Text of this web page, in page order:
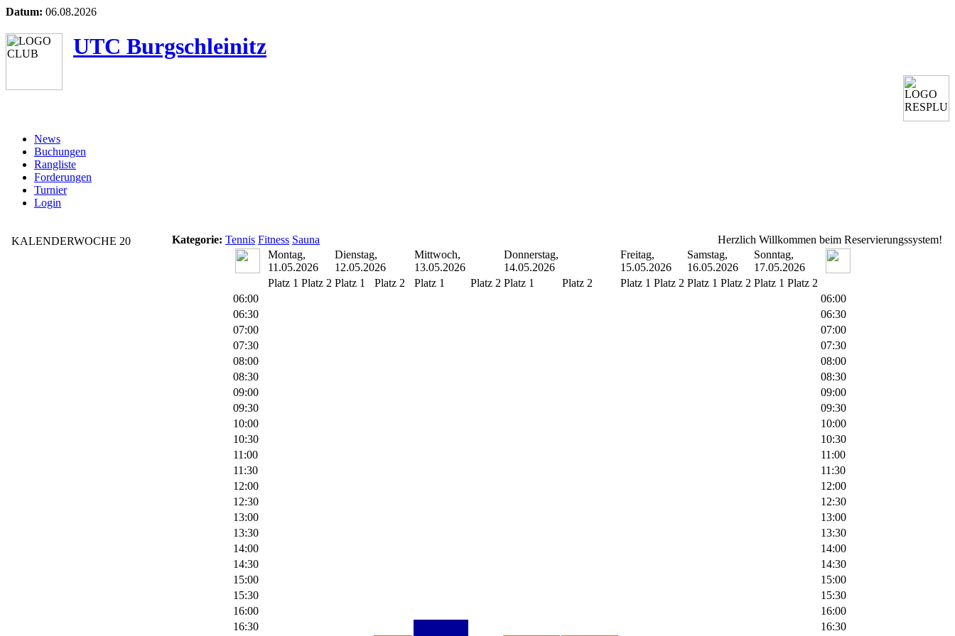
Datum: 06.08.2026
UTC Burgschleinitz
News
Buchungen
Rangliste
Forderungen
Turnier
Login
KALENDERWOCHE 20 Kategorie: Tennis Fitness Sauna
Herzlich Willkommen beim Reservierungssystem!
Montag,
11.05.2026
Dienstag,
12.05.2026
Mittwoch,
13.05.2026
Donnerstag,
14.05.2026
Freitag,
15.05.2026
Samstag,
16.05.2026
Sonntag,
17.05.2026
Platz 1 Platz 2 Platz 1 Platz 2 Platz 1 Platz 2 Platz 1 Platz 2 Platz 1 Platz 2 Platz 1 Platz 2 Platz 1 Platz 2
06:00
06:00
06:30
06:30
07:00
07:00
07:30
07:30
08:00
08:00
08:30
08:30
09:00
09:00
09:30
09:30
10:00
10:00
10:30
10:30
11:00
11:00
11:30
11:30
12:00
12:00
12:30
12:30
13:00
13:00
13:30
13:30
14:00
14:00
14:30
14:30
15:00
15:00
15:30
15:30
16:00
16:00
16:30
16:30